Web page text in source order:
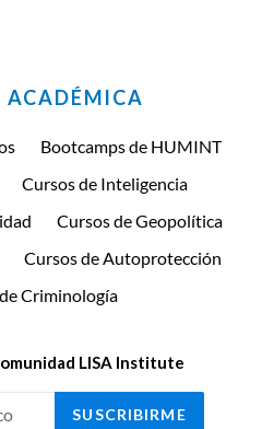
ACADÉMICA
Bootcamps de HUMINT
Cursos de Inteligencia
Cursos de Geopolítica
Cursos de Autoprotección
Criminología
LISA Institute
SUSCRIBIRME